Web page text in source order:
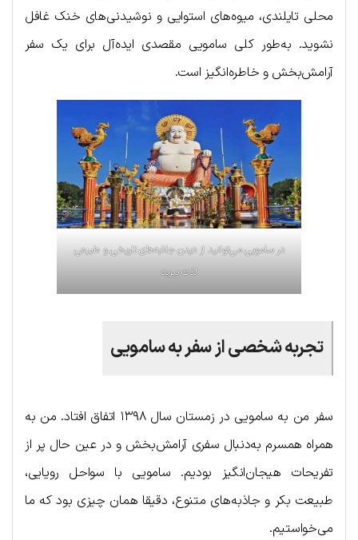
محلی تایلندی، میوه‌های استوایی و نوشیدنی‌های خنک غافل
نشوید. به‌طور کلی سامویی مقصدی ایده‌آل برای یک سفر
آرامش‌بخش و خاطره‌انگیز است.
در سامویی می‌توانید از دیدن جاذبه‌های تاریخی و طبیعی
لذت ببرید
تجربه شخصی از سفر به سامویی
سفر من به سامویی در زمستان سال ۱۳۹۸ اتفاق افتاد. من به
همراه همسرم به‌دنبال سفری آرامش‌بخش و در عین حال پر از
تفریحات هیجان‌انگیز بودیم. سامویی با سواحل رویایی،
طبیعت بکر و جاذبه‌های متنوع، دقیقا همان چیزی بود که ما
می‌خواستیم.